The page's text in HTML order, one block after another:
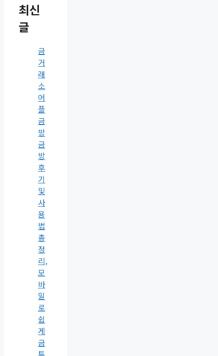
최신
글
금
거
래
소
어
플
금
방
금
방
후
기
및
사
용
법
총
정
리,
모
바
일
로
쉽
게
금